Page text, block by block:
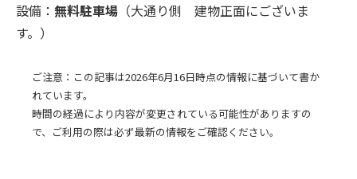
設備： 無料駐車場 （大通り側 建物正面にございま
す。）
ご注意：この記事は2026年6月16日時点の情報に基づいて書か
れています。
時間の経過により内容が変更されている可能性がありますの
で、ご利用の際は必ず最新の情報をご確認ください。